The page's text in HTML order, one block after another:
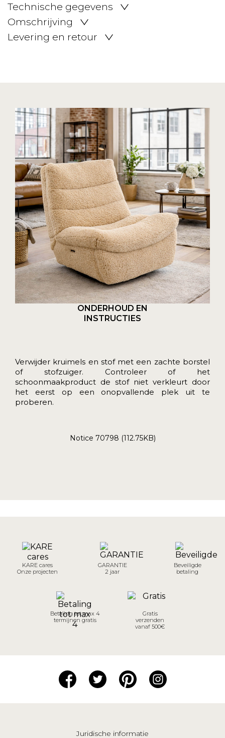
Technische gegevens
Omschrijving
Levering en retour
ONDERHOUD EN
INSTRUCTIES
Verwijder kruimels en stof met een zachte borstel
of stofzuiger. Controleer of het
schoonmaakproduct de stof niet verkleurt door
het eerst op een onopvallende plek uit te
proberen.
Notice 70798 (112.75KB)
KARE cares
Onze projecten
GARANTIE
2 jaar
Beveiligde
betaling
Betaling tot max 4
termijnen gratis
Gratis
verzenden
vanaf 500€
Juridische informatie